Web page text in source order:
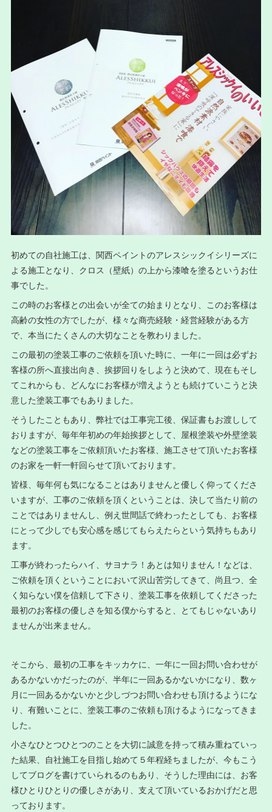
初めての自社施工は、関西ペイントのアレスシックイシリーズに
よる施工となり、クロス（壁紙）の上から漆喰を塗るというお仕
事でした。
この時のお客様との出会いが全ての始まりとなり、このお客様は
高齢の女性の方でしたが、様々な商売経験・経営経験がある方
で、本当にたくさんの大切なことを教わりました。
この最初の塗装工事のご依頼を頂いた時に、一年に一回は必ずお
客様の所へ直接出向き、挨拶回りをしようと決めて、現在もそし
てこれからも、どんなにお客様が増えようとも続けていこうと決
意した塗装工事でもありました。
そうしたこともあり、弊社では工事完工後、保証書もお渡しして
おりますが、毎年年初めの年始挨拶として、屋根塗装や外壁塗装
などの塗装工事をご依頼頂いたお客様、施工させて頂いたお客様
のお家を一軒一軒回らせて頂いております。
皆様、毎年何も気になることはありませんと優しく仰ってくださ
いますが、工事のご依頼を頂くということは、決して当たり前の
ことではありませんし、例え世間話で終わったとしても、お客様
にとって少しでも安心感を感じてもらえたらという気持ちもあり
ます。
工事が終わったらハイ、サヨナラ！あとは知りません！などは、
ご依頼を頂くということにおいて沢山苦労してきて、尚且つ、全
く知らない僕を信頼して下さり、塗装工事を依頼してくださった
最初のお客様の優しさを知る僕からすると、とてもじゃないあり
ませんが出来ません。
そこから、最初の工事をキッカケに、一年に一回お問い合わせが
あるかないかだったのが、半年に一回あるかないかになり、数ヶ
月に一回あるかないかと少しづつお問い合わせも頂けるようにな
り、有難いことに、塗装工事のご依頼も頂けるようになってきま
した。
小さなひとつひとつのことを大切に誠意を持って積み重ねていっ
た結果、自社施工を目指し始めて５年程経ちましたが、今もこう
してブログを書けていられるのもあり、そうした理由には、お客
様ひとりひとりの優しさがあり、支えて頂いているおかげだと思
っております。